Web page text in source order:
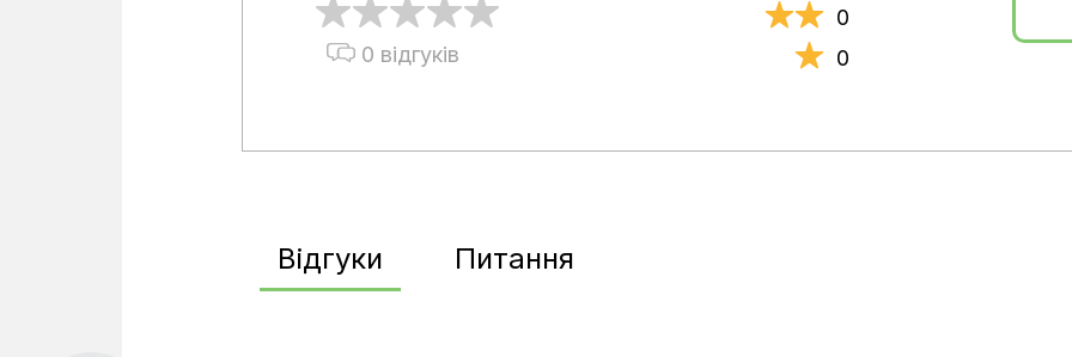
0 відгуків
0
0
Відгуки Питання